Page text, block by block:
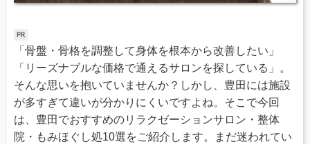
「骨盤・骨格を調整して身体を根本から改善したい」
「リーズナブルな価格で通えるサロンを探している」。
そんな思いを抱いていませんか？しかし、豊田には施設
が多すぎて違いが分かりにくいですよね。そこで今回
は、豊田でおすすめのリラクゼーションサロン・整体
院・もみほぐし処10選をご紹介します。まだ迷われてい